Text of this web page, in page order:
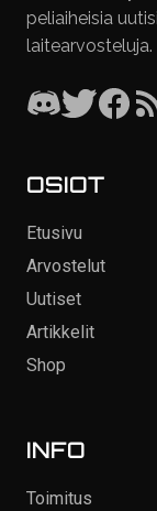
peliaiheisia
laitearvosteluja.
OSIOT
Etusivu
Arvostelut
Uutiset
Artikkelit
Shop
INFO
Toimitus